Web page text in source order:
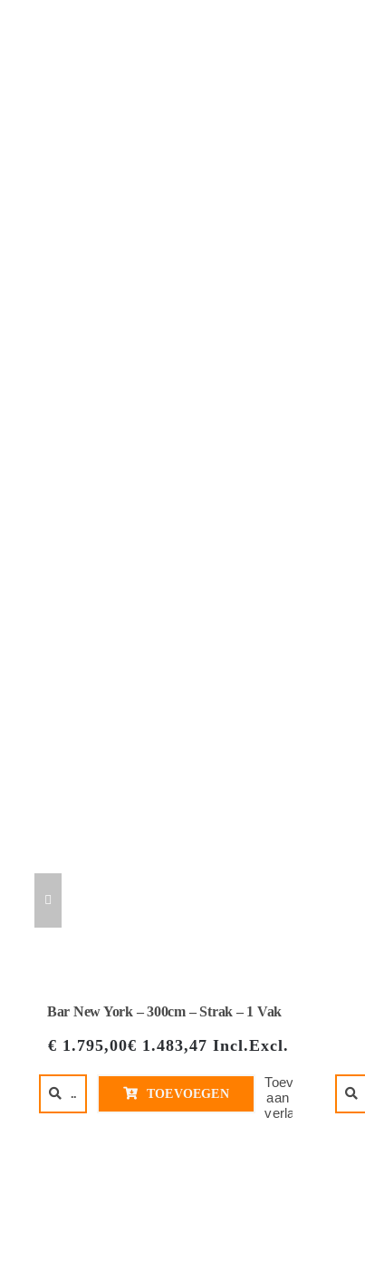
Bar New York – 300cm – Strak – 1 Vak
€ 1.795,00€ 1.483,47 Incl.Excl.
.. TOEVOEGEN
Toevoegen
aan
verlanglijst